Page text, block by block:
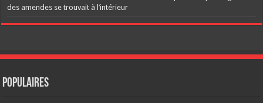
des amendes se trouvait à l’intérieur
Populaires